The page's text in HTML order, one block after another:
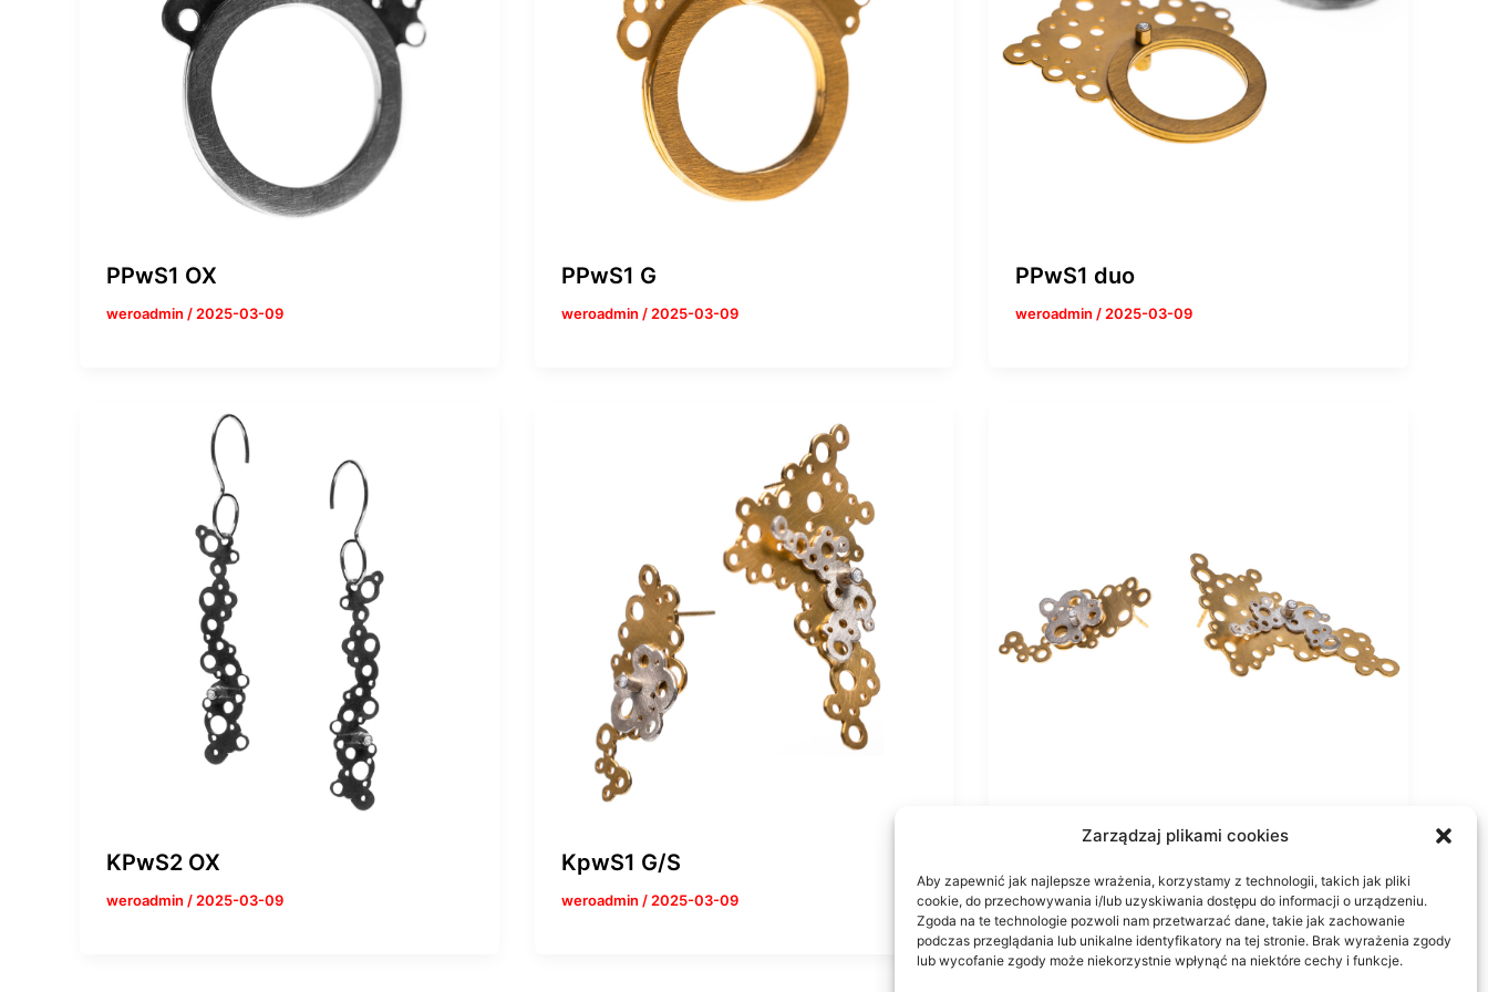
Zarządzaj plikami cookies
Aby zapewnić jak najlepsze wrażenia, korzystamy z technologii, takich jak pliki
cookie, do przechowywania i/lub uzyskiwania dostępu do informacji o urządzeniu.
Zgoda na te technologie pozwoli nam przetwarzać dane, takie jak zachowanie
podczas przeglądania lub unikalne identyfikatory na tej stronie. Brak wyrażenia zgody
lub wycofanie zgody może niekorzystnie wpłynąć na niektóre cechy i funkcje.
PPwS1 OX
weroadmin /2025-03-09
PPwS1 G
weroadmin /2025-03-09
PPwS1 duo
weroadmin/2025-03-09
KPwS2 OX
weroadmin /2025-03-09
KpwS1 G/S
weroadmin /2025-03-09 weroadmin/2025-03-09